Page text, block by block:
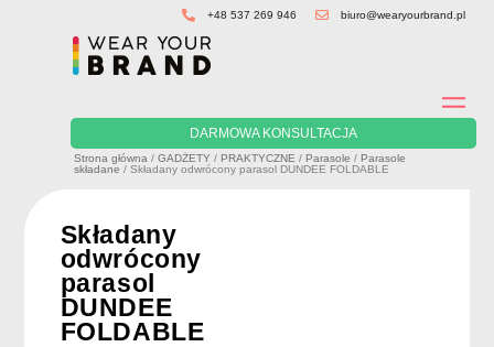
+48 537 269 946 biuro@wearyourbrand.pl
DARMOWA KONSULTACJA
Strona główna /GADŻETY / PRAKTYCZNE / Parasole / Parasole
składane / Składany odwrócony parasol DUNDEE FOLDABLE
Składany
odwrócony
parasol
DUNDEE
FOLDABLE